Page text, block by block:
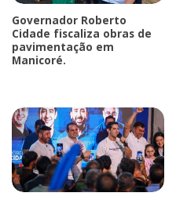
Governador Roberto
Cidade fiscaliza obras de
pavimentação em
Manicoré.